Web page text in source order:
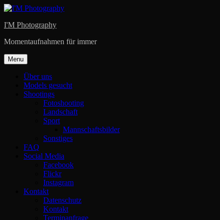
Skip
content
I'M Photography
Momentaufnahmen für immer
Menu
Über uns
Models gesucht
Shootings
Fotoshooting
Landschaft
Sport
Mannschaftsbilder
Sonstiges
FAQ
Social Media
Facebook
Flickr
Instagram
Kontakt
Datenschutz
Kontakt
Terminanfrage